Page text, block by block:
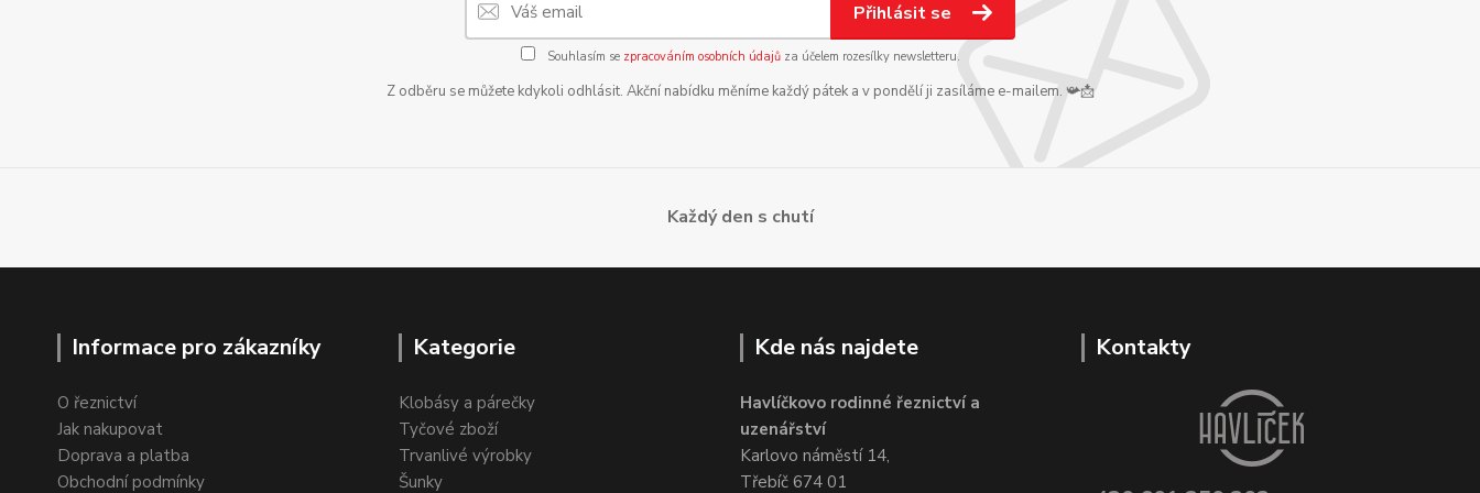
Přihlásit se
Souhlasím se zpracováním osobních údajůza účelem rozesílky newsletteru.
Z odběru se můžete kdykoli odhlásit. Akční nabídku měníme každý pátek a v pondělí ji zasíláme e-mailem. 📯📩
Každý den s chutí
Informace pro zákazníky
O řeznictví
Jak nakupovat
Doprava a platba
Obchodní podmínky
Kategorie
Klobásy a párečky
Tyčové zboží
Trvanlivé výrobky
Šunky
Kde nás najdete
Havlíčkovo rodinné řeznictví a
uzenářství
Karlovo náměstí 14,
Třebíč 674 01
Kontakty